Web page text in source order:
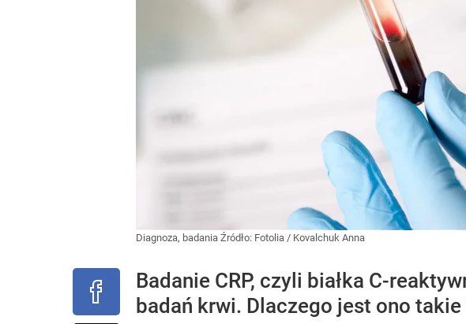
Diagnoza, badania Źródło: Fotolia / Kovalchuk Anna
Badanie CRP, czyli białka C-
badań krwi. Dlaczego jest ono